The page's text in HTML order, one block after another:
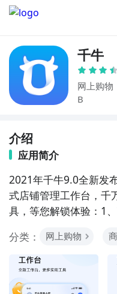
千牛
网上购物
B
介绍
应用简介
2021年千牛9.0全新发
式店铺管理工作台，千
具，等您解锁体验：1
分类：
网上购物